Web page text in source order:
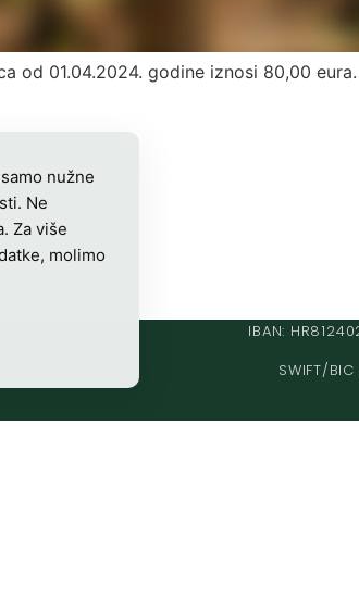
od 01.04.2024. godine iznosi 80,00 eura.
IBAN:
SWIFT/
nužne
Ne
Za više
molimo